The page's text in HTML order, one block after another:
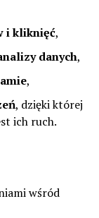
i kliknięć,
danych,
,
, dzięki której
ich ruch.
wśród